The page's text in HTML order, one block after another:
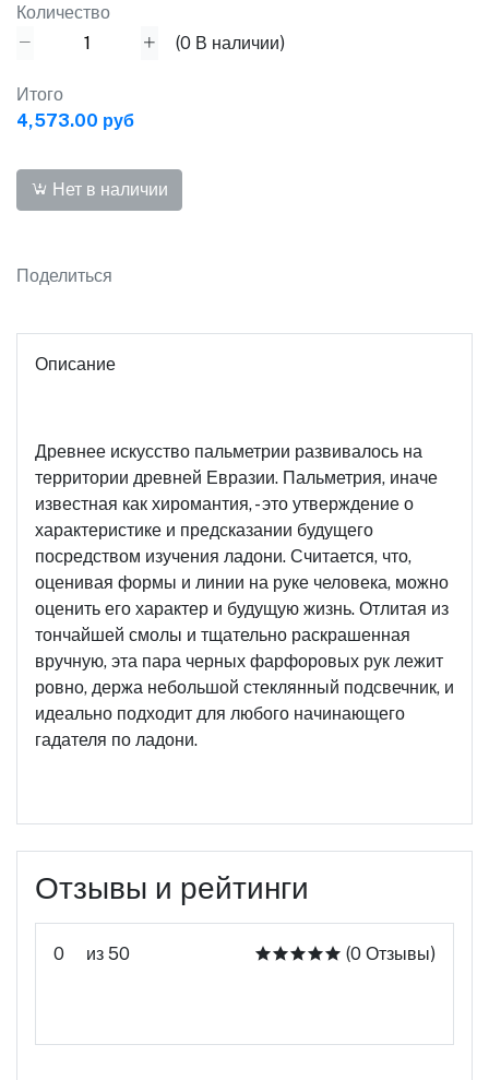
Количество
(0 В наличии)
Итого
4,573.00 руб
Нет в наличии
Поделиться
Описание
Древнее искусство пальметрии развивалось на
территории древней Евразии. Пальметрия, иначе
известная как хиромантия, - это утверждение о
характеристике и предсказании будущего
посредством изучения ладони. Считается, что,
оценивая формы и линии на руке человека, можно
оценить его характер и будущую жизнь. Отлитая из
тончайшей смолы и тщательно раскрашенная
вручную, эта пара черных фарфоровых рук лежит
ровно, держа небольшой стеклянный подсвечник, и
идеально подходит для любого начинающего
гадателя по ладони.
Отзывы и рейтинги
0 из 50 (0 Отзывы)